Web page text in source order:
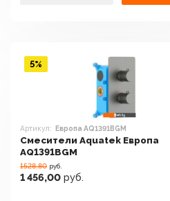
Артикул: Европа AQ1391BGM
Смесители Aquatek Европа
AQ1391BGM
1528.80 руб.
1 456,00 руб.
5%